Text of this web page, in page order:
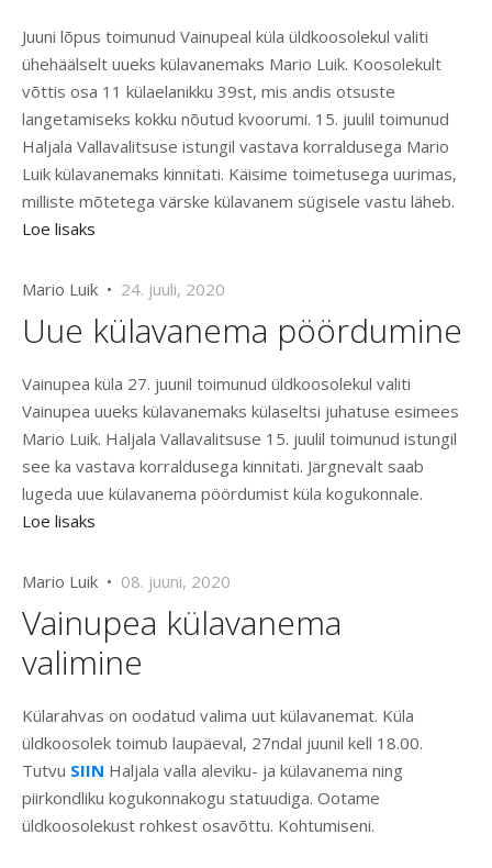
Juuni lõpus toimunud Vainupeal küla üldkoosolekul valiti
ühehäälselt uueks külavanemaks Mario Luik. Koosolekult
võttis osa 11 külaelanikku 39st, mis andis otsuste
langetamiseks kokku nõutud kvoorumi. 15. juulil toimunud
Haljala Vallavalitsuse istungil vastava korraldusega Mario
Luik külavanemaks kinnitati. Käisime toimetusega uurimas,
milliste mõtetega värske külavanem sügisele vastu läheb.
Loe lisaks
Mario Luik • 24. juuli, 2020
Uue külavanema pöördumine
Vainupea küla 27. juunil toimunud üldkoosolekul valiti
Vainupea uueks külavanemaks külaseltsi juhatuse esimees
Mario Luik. Haljala Vallavalitsuse 15. juulil toimunud istungil
see ka vastava korraldusega kinnitati. Järgnevalt saab
lugeda uue külavanema pöördumist küla kogukonnale.
Loe lisaks
Mario Luik • 08. juuni, 2020
Vainupea külavanema
valimine
Külarahvas on oodatud valima uut külavanemat. Küla
üldkoosolek toimub laupäeval, 27ndal juunil kell 18.00.
Tutvu SIIN Haljala valla aleviku- ja külavanema ning
piirkondliku kogukonnakogu statuudiga. Ootame
üldkoosolekust rohkest osavõttu. Kohtumiseni.